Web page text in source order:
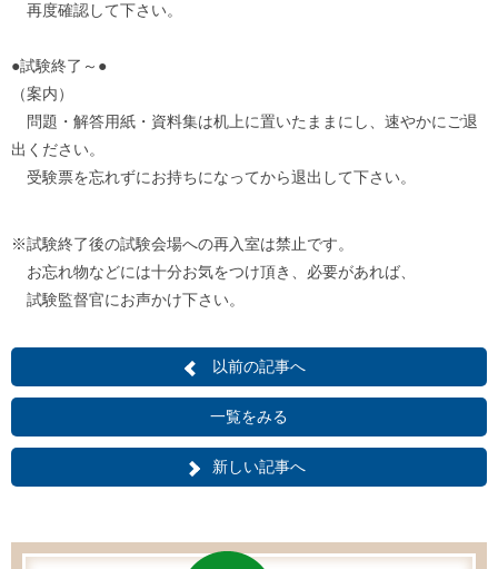
再度確認して下さい。
●試験終了～●
（案内）
問題・解答用紙・資料集は机上に置いたままにし、速やかにご退
出 ください。
受験票を忘れずにお持ちになってから退出して下さい。
※試験終了後の試験会場への再入室は禁止です。
お忘れ物などには十分お気をつけ頂き、必要があれば、
試験監督官にお声かけ下さい。
以前の記事へ
一覧をみる
新しい記事へ